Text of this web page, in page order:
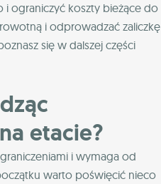
i ograniczyć koszty bieżące do
i odprowadzać zaliczkę
się w dalszej części
etacie?
i wymaga od
warto poświęcić nieco